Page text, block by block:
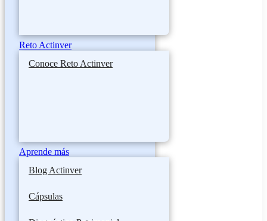
Reto Actinver
Conoce Reto Actinver
Aprende más
Blog Actinver
Cápsulas